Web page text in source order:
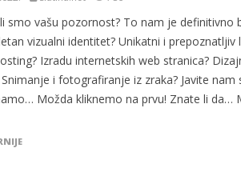
4. Oluja Jazz Fest donosi dvije večeri vrhunskog jazza
smo vašu pozornost? To nam je definitivno
vizualni identitet? Unikatni i prepoznatljiv
Izradu internetskih web stranica?
i fotografiranje iz zraka? Javite nam
Možda kliknemo na prvu! Znate li da…